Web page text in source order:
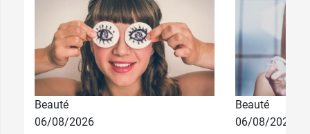
Beauté
06/08/2026
Beauté
06/08/2026